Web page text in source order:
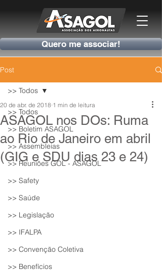
Quero me associar!
Post
>> Todos
>> Boletim ASAGOL
>> Assembleias
>> Reuniões GOL - ASAGOL
>> Safety
>> Saúde
>> Legislação
>> IFALPA
>> Convenção Coletiva
>> Benefícios
>> Todos
ASAGOL nos DOs: Ruma
ao Rio de Janeiro em abril
(GIG e SDU dias 23 e 24)
20 de abr. de 2018 1 min de leitura